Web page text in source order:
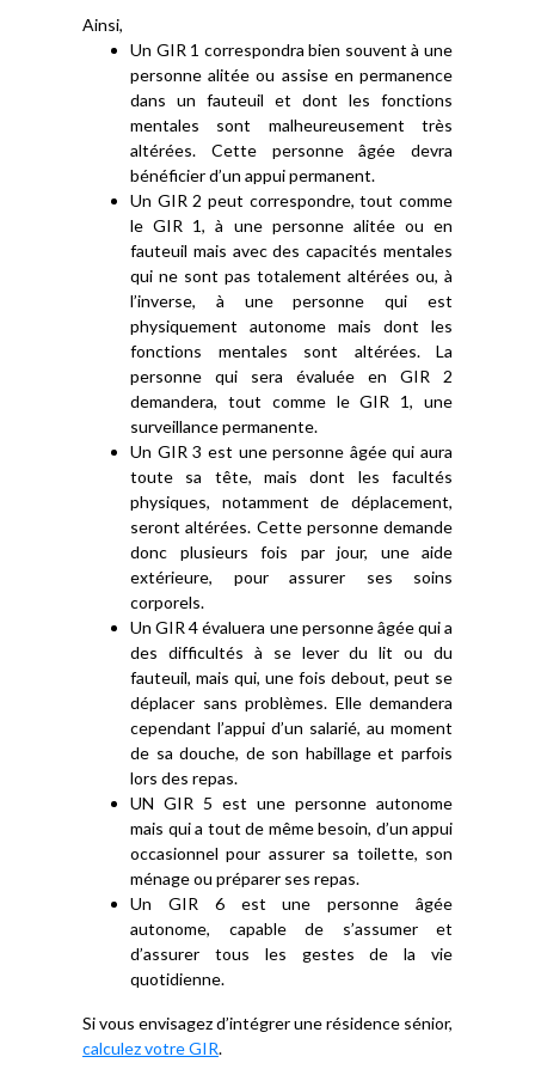
Ainsi,
Un GIR 1 correspondra bien souvent à une
personne alitée ou assise en permanence
dans un fauteuil et dont les fonctions
mentales sont malheureusement très
altérées. Cette personne âgée devra
bénéficier d’un appui permanent.
Un GIR 2 peut correspondre, tout comme
le GIR 1, à une personne alitée ou en
fauteuil mais avec des capacités mentales
qui ne sont pas totalement altérées ou, à
l’inverse, à une personne qui est
physiquement autonome mais dont les
fonctions mentales sont altérées. La
personne qui sera évaluée en GIR 2
demandera, tout comme le GIR 1, une
surveillance permanente.
Un GIR 3 est une personne âgée qui aura
toute sa tête, mais dont les facultés
physiques, notamment de déplacement,
seront altérées. Cette personne demande
donc plusieurs fois par jour, une aide
extérieure, pour assurer ses soins
corporels.
Un GIR 4 évaluera une personne âgée qui a
des difficultés à se lever du lit ou du
fauteuil, mais qui, une fois debout, peut se
déplacer sans problèmes. Elle demandera
cependant l’appui d’un salarié, au moment
de sa douche, de son habillage et parfois
lors des repas.
UN GIR 5 est une personne autonome
mais qui a tout de même besoin, d’un appui
occasionnel pour assurer sa toilette, son
ménage ou préparer ses repas.
Un GIR 6 est une personne âgée
autonome, capable de s’assumer et
d’assurer tous les gestes de la vie
quotidienne.
Si vous envisagez d’intégrer une résidence sénior,
calculez votre GIR.